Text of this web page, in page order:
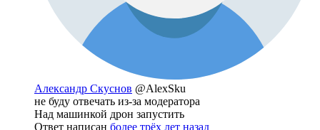
Александр Скуснов @AlexSku
не буду отвечать из-за модератора
Над машинкой дрон запустить
Ответ написан более трёх лет назад